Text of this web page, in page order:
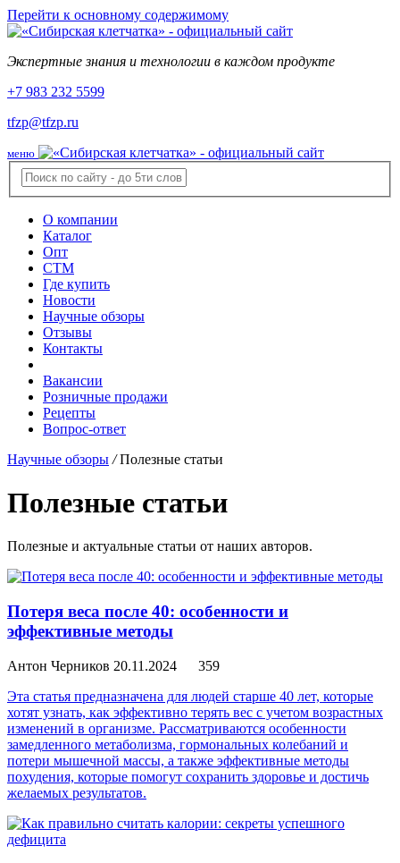
Перейти к основному содержимому
Экспертные знания и технологии в каждом продукте
+7 983 232 5599
tfzp@tfzp.ru
меню
О компании
Каталог
Опт
СТМ
Где купить
Новости
Научные обзоры
Отзывы
Контакты
Вакансии
Розничные продажи
Рецепты
Вопрос-ответ
Научные обзоры / Полезные статьи
Полезные статьи
Полезные и актуальные статьи от наших авторов.
Потеря веса после 40: особенности и
эффективные методы
Антон Черников 20.11.2024
359
Эта статья предназначена для людей старше 40 лет, которые
хотят узнать, как эффективно терять вес с учетом возрастных
изменений в организме. Рассматриваются особенности
замедленного метаболизма, гормональных колебаний и
потери мышечной массы, а также эффективные методы
похудения, которые помогут сохранить здоровье и достичь
желаемых результатов.